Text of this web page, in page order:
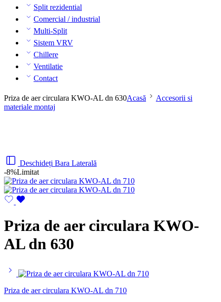
Split rezidential
Comercial / industrial
Multi-Split
Sistem VRV
Chillere
Ventilatie
Contact
Priza de aer circulara KWO-AL dn 630Acasă
Accesorii si
materiale montaj
Deschideți Bara Laterală
-8%Limitat
Priza de aer circulara KWO-
AL dn 630
Priza de aer circulara KWO-AL dn 710